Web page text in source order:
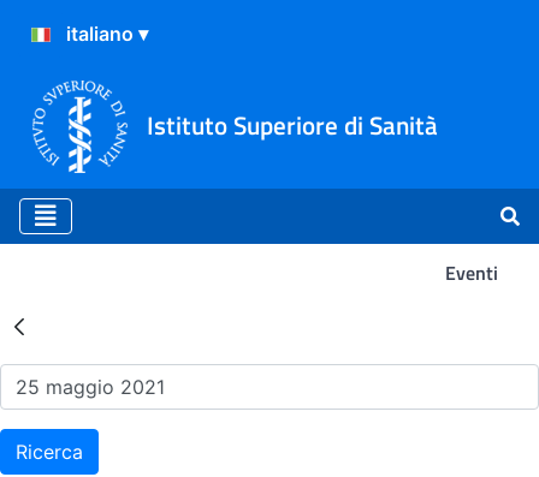
Istituto Superiore di Sanità
Eventi
Risultati della Ricerca -
Ricerca